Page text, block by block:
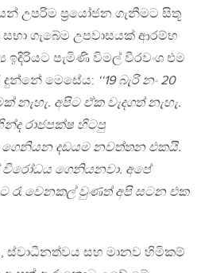
උපරිම ප‍්‍රයෝජන ගැනීමට සිතූ
ගැබේම උපවාසයක් ආරම්භ
ඉදිරියට පැමිණි විමල් වීරවංශ එම
දුන්නේ මෙසේය: ‘‘19 බැරි නං 20
නැහැ. අපිට ඒක වැදගත් නැහැ.
රාජපක්ෂ හිටපු
ගෙනියන දඩයම නවත්තන එකයි.
විරෝධය ගෙනියනවා. අපේ
රෑ වෙනකල් වුණත් අපි සටන එක
ස්වාධීනත්වය සහ මානව හිමිකම්